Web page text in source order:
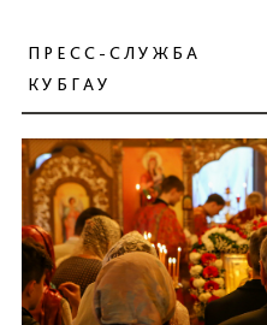
ПРЕСС-СЛУЖБА
КУБГАУ